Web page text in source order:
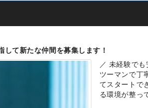
て新たな仲間を募集します！
／ 未経験で
ツーマンで丁
てスタートで
る環境が整っ